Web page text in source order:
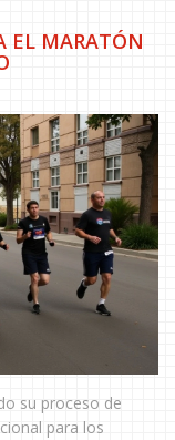
EL MARATÓN
su proceso de
para los